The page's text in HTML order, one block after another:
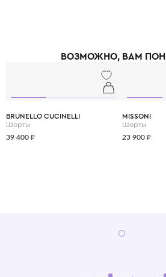
ВОЗМОЖНО, ВАМ
BRUNELLO CUCINELLI
Шорты
39 400 ₽
MISSONI
Шорты
23 900 ₽